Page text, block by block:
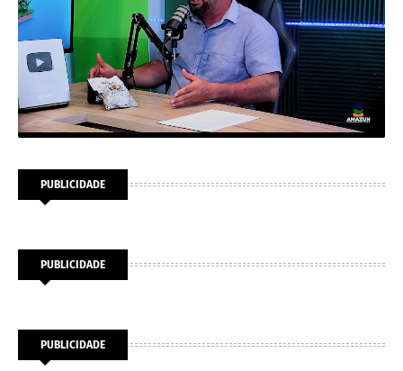
PUBLICIDADE
PUBLICIDADE
PUBLICIDADE